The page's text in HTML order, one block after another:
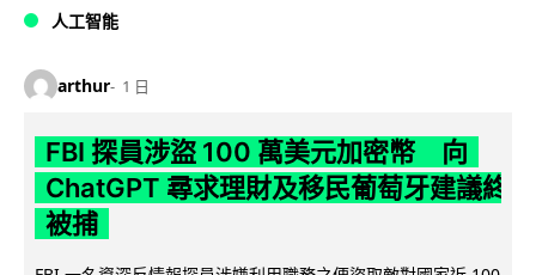
人工智能
arthur 1 日
FBI 探員涉盜 100 萬美元加密幣 向
ChatGPT 尋求理財及移民葡萄牙建議終
被捕